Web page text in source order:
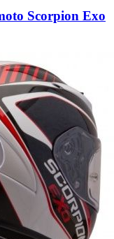
Scorpion Exo